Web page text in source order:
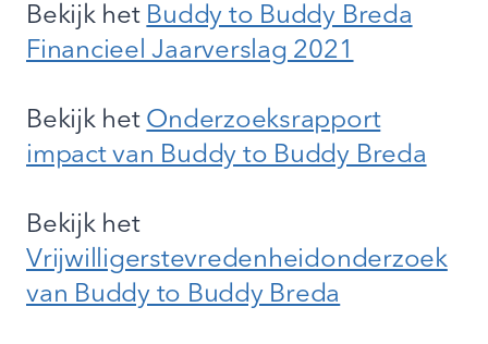
Bekijk het Buddy to Buddy Breda
Financieel Jaarverslag 2021
Bekijk het Onderzoeksrapport
impact van Buddy to Buddy Breda
Bekijk het
Vrijwilligerstevredenheidonderzoek
van Buddy to Buddy Breda